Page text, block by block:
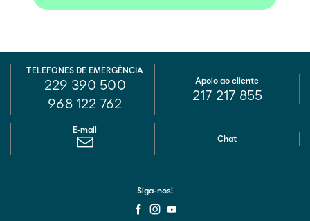
TELEFONES DE EMERGÊNCIA
229 390 500
968 122 762
E-mail
Chat
Apoio ao cliente
217 217 855
Siga-nos!